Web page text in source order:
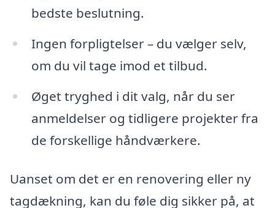
bedste beslutning.
Ingen forpligtelser – du vælger selv,
om du vil tage imod et tilbud.
Øget tryghed i dit valg, når du ser
anmeldelser og tidligere projekter fra
de forskellige håndværkere.
Uanset om det er en renovering eller ny
tagdækning, kan du føle dig sikker på, at